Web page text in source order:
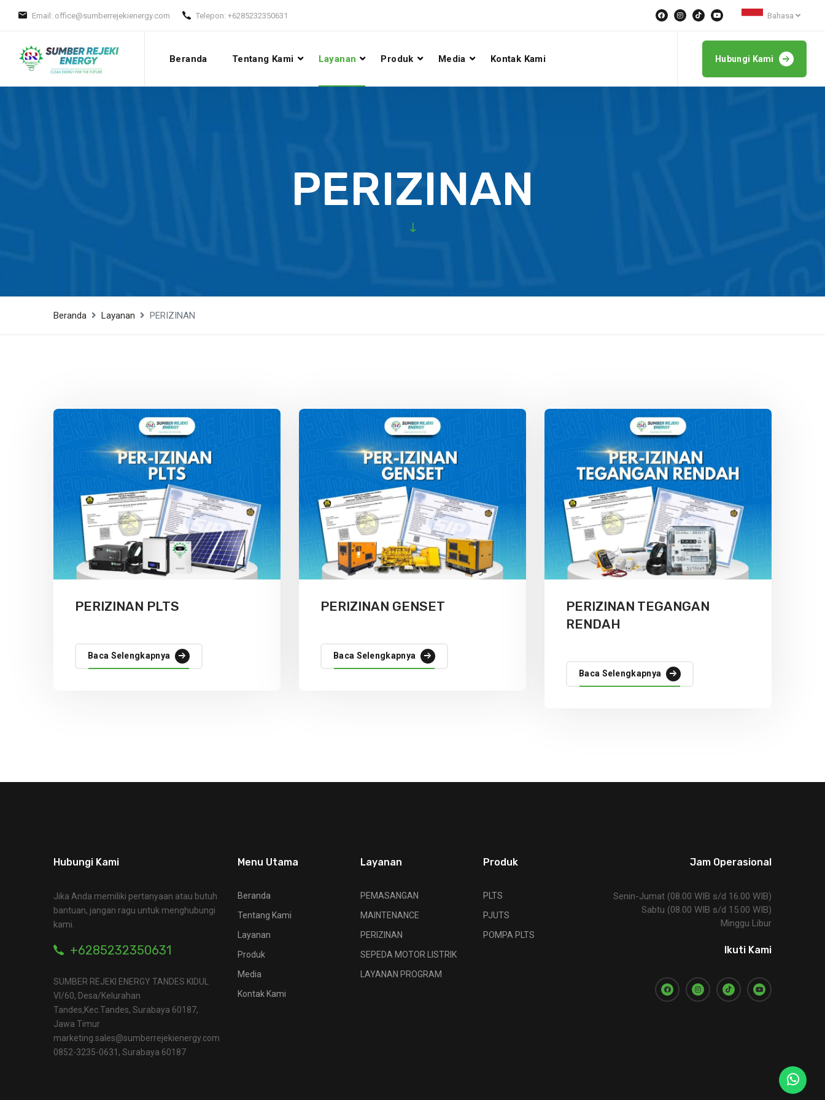
Email: office@sumberrejekienergy.com Telepon: +6285232350631 Bahasa
Beranda Tentang Kami Layanan Produk Media Kontak Kami Hubungi Kami
PERIZINAN
Beranda Layanan PERIZINAN
PERIZINAN PLTS
Baca Selengkapnya
PERIZINAN GENSET
Baca Selengkapnya
PERIZINAN TEGANGAN
RENDAH
Baca Selengkapnya
Hubungi Kami
Jika Anda memiliki pertanyaan atau butuh
bantuan, jangan ragu untuk menghubungi
kami.
+6285232350631
SUMBER REJEKI ENERGY TANDES KIDUL
VI/60, Desa/Kelurahan
Tandes,Kec.Tandes, Surabaya 60187,
Jawa Timur
marketing.sales@sumberrejekienergy.com
0852-3235-0631, Surabaya 60187
Menu Utama
Beranda
Tentang Kami
Layanan
Produk
Media
Kontak Kami
Layanan
PEMASANGAN
MAINTENANCE
PERIZINAN
SEPEDA MOTOR LISTRIK
LAYANAN PROGRAM
Produk
PLTS
PJUTS
POMPA PLTS
Jam Operasional
Senin-Jumat (08.00 WIB s/d 16.00 WIB)
Sabtu (08.00 WIB s/d 15.00 WIB)
Minggu Libur
Ikuti Kami